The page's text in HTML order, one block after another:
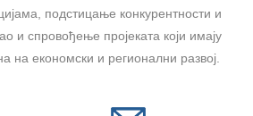
подстицање конкурентности и
и спровођење пројеката који имају
на економски и регионални развој.